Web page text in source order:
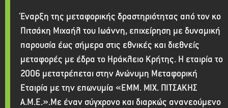
Έναρξη της μεταφορικής δραστηριότητας από τον κο
Πιτσάκη Μιχαήλ του Ιωάννη, επιχείρηση με δυναμική
παρουσία έως σήμερα στις εθνικές και διεθνείς
μεταφορές με έδρα το Ηράκλειο Κρήτης. Η εταιρία το
2006 μετατρέπεται στην Ανώνυμη Μεταφορική
Εταιρία με την επωνυμία «ΕΜΜ. ΜΙΧ. ΠΙΤΣΑΚΗΣ
Α.Μ.Ε.».Με έναν σύγχρονο και διαρκώς ανανεούμενο